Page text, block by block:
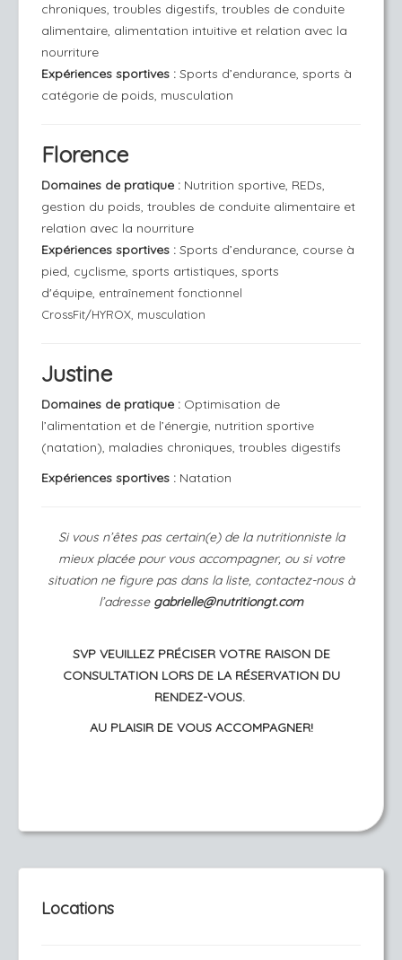
chroniques, troubles digestifs, troubles de conduite
alimentaire, alimentation intuitive et relation avec la
nourriture
Expériences sportives : Sports d’endurance, sports à
catégorie de poids, musculation
Florence
Domaines de pratique : Nutrition sportive, REDs,
gestion du poids, troubles de conduite alimentaire et
relation avec la nourriture
Expériences sportives : Sports d’endurance, course à
pied, cyclisme, sports artistiques, sports
d'équipe, entraînement fonctionnel
CrossFit/HYROX, musculation
Justine
Domaines de pratique : Optimisation de
l’alimentation et de l’énergie, nutrition sportive
(natation), maladies chroniques, troubles digestifs
Expériences sportives : Natation
Si vous n’êtes pas certain(e) de la nutritionniste la
mieux placée pour vous accompagner, ou si votre
situation ne figure pas dans la liste, contactez-nous à
l’adresse gabrielle@nutritiongt.com
SVP VEUILLEZ PRÉCISER VOTRE RAISON DE
CONSULTATION LORS DE LA RÉSERVATION DU
RENDEZ-VOUS.
AU PLAISIR DE VOUS ACCOMPAGNER!
Locations